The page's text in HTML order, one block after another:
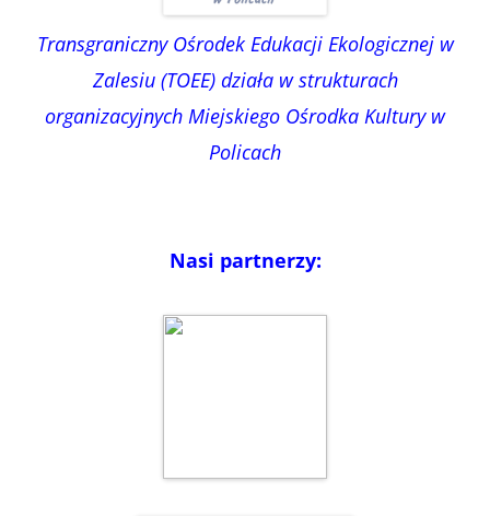
Transgraniczny Ośrodek Edukacji Ekologicznej w
Zalesiu (TOEE) działa w strukturach
organizacyjnych Miejskiego Ośrodka Kultury w
Policach
Nasi partnerzy: